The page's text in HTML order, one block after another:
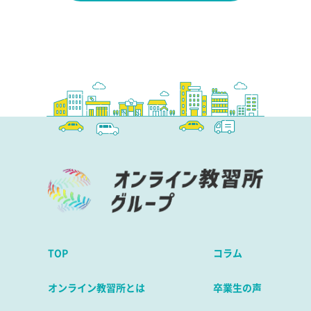
TOP コラム
オンライン教習所とは 卒業生の声